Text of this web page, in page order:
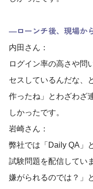
―ローンチ後、現場か
内田さん：
ログイン率の高さや問
セスしているんだな、
作ったね」とわざわざ
しかったです。
岩崎さん：
弊社では「Daily QA」
試験問題を配信してい
嫌がられるのでは？」